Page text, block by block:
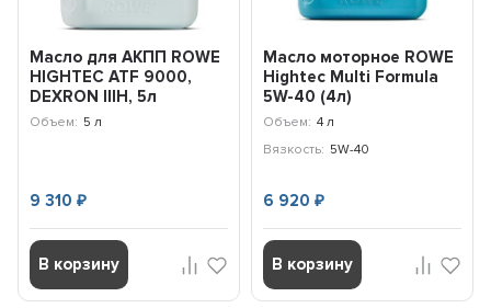
Масло для АКПП ROWE
HIGHTEC ATF 9000,
DEXRON IIIH, 5л
Объем: 5 л
9 310₽
В корзину
Масло моторное ROWE
Hightec Multi Formula
5W-40 (4л)
20138004099
Объем: 4 л
Вязкость: 5W-40
6 920 ₽
В корзину